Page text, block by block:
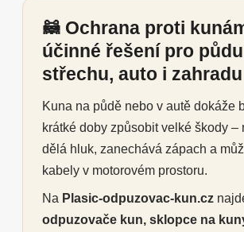
🦝 Ochrana proti
účinné řešení pro
střechu, auto i zahradu
Kuna na půdě nebo v autě dokáže
krátké doby způsobit velké škody –
dělá hluk, zanechává zápach a
kabely v motorovém prostoru.
Na Plasic-odpuzovac-kun.cz
odpuzovače kun, sklopce na